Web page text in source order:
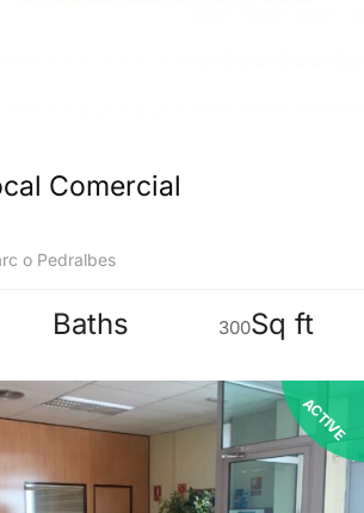
Comercial
o Pedralbes
Baths 300Sq ft
ACTIVE